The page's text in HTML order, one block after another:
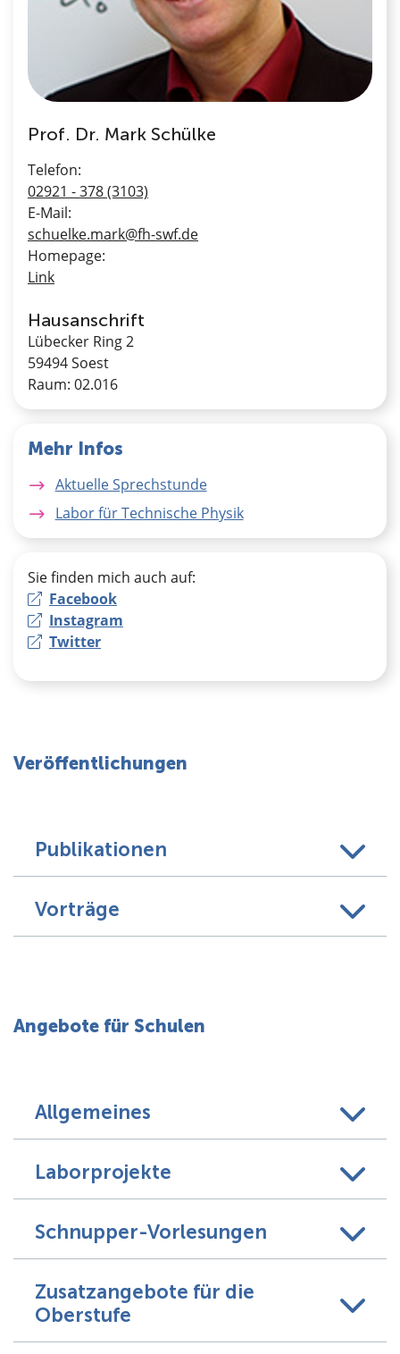
Prof. Dr. Mark Schülke
Telefon:
02921 - 378 (3103)
E-Mail:
schuelke.mark@fh-swf.de
Homepage:
Link
Hausanschrift
Lübecker Ring 2
59494 Soest
Raum: 02.016
Mehr Infos
Aktuelle Sprechstunde
Labor für Technische Physik
Sie finden mich auch auf:
Facebook
Instagram
Twitter
Veröffentlichungen
Publikationen
Vorträge
Angebote für Schulen
Allgemeines
Laborprojekte
Schnupper-Vorlesungen
Zusatzangebote für die
Oberstufe